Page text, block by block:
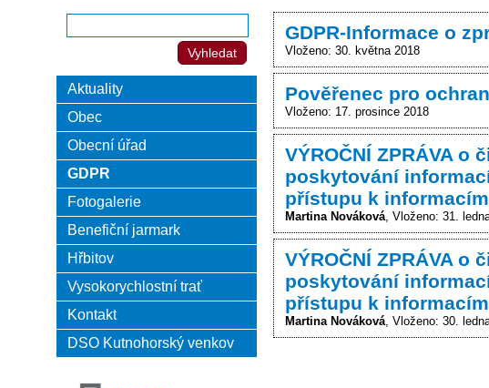
GDPR-Informace o
Vloženo: 30. května 2018
Pověřenec pro
Vloženo: 17. prosince 2018
VÝROČNÍ ZPRÁVA
poskytování
přístupu k
Martina Nováková Vloženo: 31.
VÝROČNÍ ZPRÁVA
poskytování
přístupu k
Martina Nováková Vloženo: 30.
Aktuality
Obec
Obecní úřad
GDPR
Fotogalerie
Benefiční jarmark
Hřbitov
Vysokorychlostní trať
Kontakt
DSO Kutnohorský venkov